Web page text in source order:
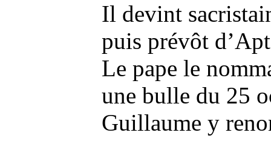
Il devint
puis prévôt
Le pape le
une bulle du 25
Guillaume y